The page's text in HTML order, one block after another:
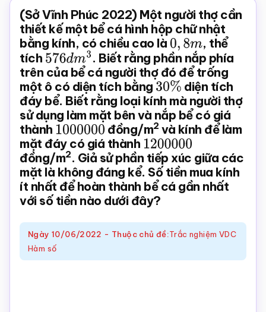
Toán,
trắc
nghiệm
Toán
online
(Sở Vĩnh Phúc 2022) Một người thợ cần
thiết kế một bể cá hình hộp chữ nhật
bằng kính, có chiều cao là 0, 8m , thể
tích 576dm3. Biết rằng phần nắp phía
trên của bể cá người thợ đó để trống
một ô có diện tích bằng 30% diện tích
đáy bể. Biết rằng loại kính mà người thợ
sử dụng làm mặt bên và nắp bể có giá
thành 1000000đồng/m2 và kính để làm
mặt đáy có giá thành 1200000
đồng/m2. Giả sử phần tiếp xúc giữa các
mặt là không đáng kể. Số tiền mua kính
ít nhất để hoàn thành bể cá gần nhất
với số tiền nào dưới đây?
Ngày 10/06/2022 - Thuộc chủ đề:Trắc nghiệm VDC
Hàm số